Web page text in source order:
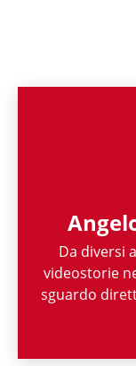
Da diversi
videostorie
sguardo
esperienza
e